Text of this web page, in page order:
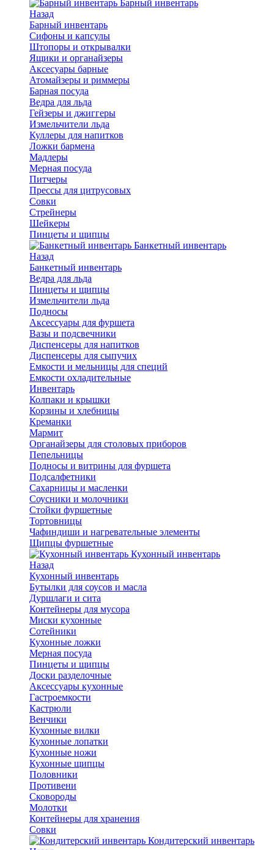
Барный инвентарь
Назад
Барный инвентарь
Сифоны и капсулы
Штопоры и открывалки
Ящики и органайзеры
Аксесуары барные
Атомайзеры и риммеры
Барная посуда
Ведра для льда
Гейзеры и джиггеры
Измельчители льда
Куллеры для напитков
Ложки бармена
Мадлеры
Мерная посуда
Питчеры
Прессы для цитрусовых
Совки
Стрейнеры
Шейкеры
Пинцеты и щипцы
Банкетный инвентарь
Назад
Банкетный инвентарь
Ведра для льда
Пинцеты и щипцы
Измельчители льда
Подносы
Аксессуары для фуршета
Вазы и подсвечники
Диспенсеры для напитков
Диспенсеры для сыпучих
Емкости и мельницы для специй
Емкости охладительные
Инвентарь
Колпаки и крышки
Корзины и хлебницы
Креманки
Мармит
Органайзеры для столовых приборов
Пепельницы
Подносы и витрины для фуршета
Подсалфетники
Сахарницы и масленки
Соусники и молочники
Стойки фуршетные
Тортовницы
Чафиндиши и нагревательные элементы
Щипцы фуршетные
Кухонный инвентарь
Назад
Кухонный инвентарь
Бутылки для соусов и масла
Дуршлаги и сита
Контейнеры для мусора
Миски кухонные
Сотейники
Кухонные ложки
Мерная посуда
Пинцеты и щипцы
Доски разделочные
Аксессуары кухонные
Гастроемкости
Кастрюли
Венчики
Кухонные вилки
Кухонные лопатки
Кухонные ножи
Кухонные щипцы
Половники
Противени
Сковороды
Молотки
Контейнеры для хранения
Совки
Кондитерский инвентарь